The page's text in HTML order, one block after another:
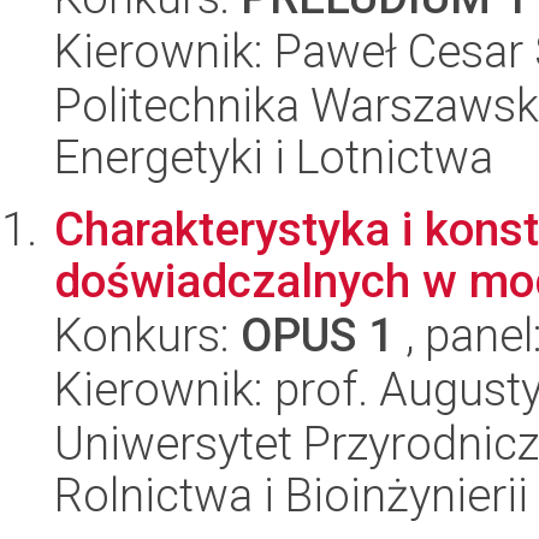
Kierownik: Paweł
Politechnika
Energetyki i Lotnictwa
Charakterystyka i
doświadczalnych w
Konkurs: OPUS 1 ,
Kierownik: prof.
Uniwersytet
Rolnictwa i Bioinżynierii